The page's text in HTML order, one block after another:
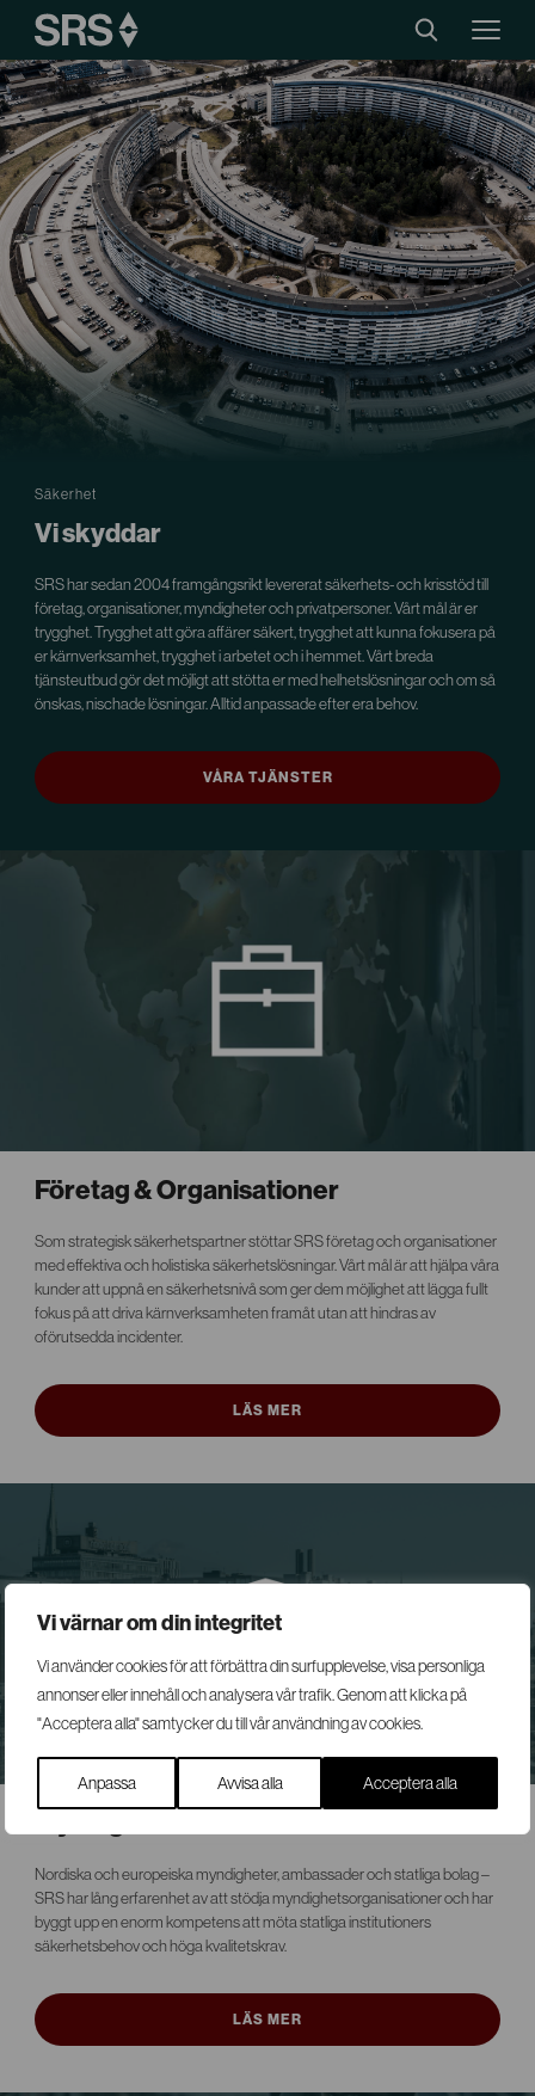
Vi värnar om din integritet
Vi använder cookies för att förbättra din surfupplevelse, visa personliga
annonser eller innehåll och analysera vår trafik. Genom att klicka på
"Acceptera alla" samtycker du till vår användning av cookies.
Anpassa Avvisa alla Acceptera alla
Säkerhet
Vi skyddar
SRS har sedan 2004 framgångsrikt levererat säkerhets- och krisstöd till
företag, organisationer, myndigheter och privatpersoner. Vårt mål är er
trygghet. Trygghet att göra affärer säkert, trygghet att kunna fokusera på
er kärnverksamhet, trygghet i arbetet och i hemmet. Vårt breda
tjänsteutbud gör det möjligt att stötta er med helhetslösningar och om så
önskas, nischade lösningar. Alltid anpassade efter era behov.
VÅRA TJÄNSTER
Företag & Organisationer
Som strategisk säkerhetspartner stöttar SRS företag och organisationer
med effektiva och holistiska säkerhetslösningar. Vårt mål är att hjälpa våra
kunder att uppnå en säkerhetsnivå som ger dem möjlighet att lägga fullt
fokus på att driva kärnverksamheten framåt utan att hindras av
oförutsedda incidenter.
LÄS MER
Nordiska och europeiska myndigheter, ambassader och statliga bolag –
SRS har lång erfarenhet av att stödja myndighetsorganisationer och har
byggt upp en enorm kompetens att möta statliga institutioners
säkerhetsbehov och höga kvalitetskrav.
LÄS MER